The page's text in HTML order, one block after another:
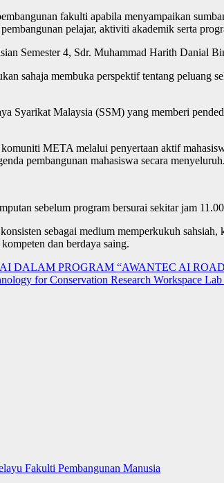
fakulti apabila menyampaikan
pelajar, aktiviti akademik serta
Semester 4, Sdr. Muhammad Harith
sahaja membuka perspektif tentang
Syarikat Malaysia (SSM) yang memberi
META melalui penyertaan aktif
pembangunan mahasiswa secara menyeluruh.
sebelum program bersurai sekitar jam
sebagai medium memperkukuh
dan berdaya saing.
DALAM PROGRAM “AWANTEC AI
for Conservation Research Workspace
Fakulti Pembangunan Manusia